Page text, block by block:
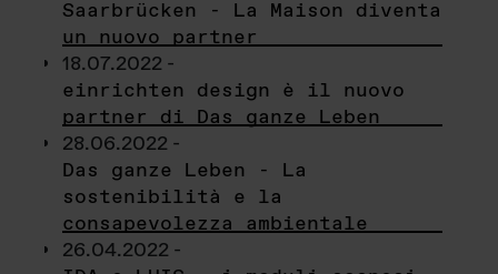
Saarbrücken - La Maison diventa
un nuovo partner
18.07.2022 -
einrichten design è il nuovo
partner di Das ganze Leben
28.06.2022 -
Das ganze Leben - La
sostenibilità e la
consapevolezza ambientale
26.04.2022 -